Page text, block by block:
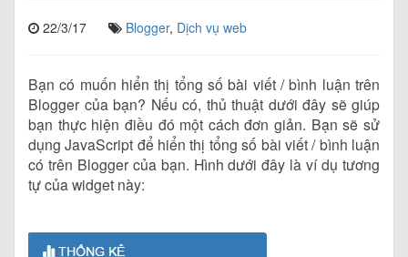
22/3/17 Blogger, Dịch vụ web
Bạn có muốn hiển thị tổng số bài viết / bình luận trên
Blogger của bạn? Nếu có, thủ thuật dưới đây sẽ giúp
bạn thực hiện điều đó một cách đơn giản. Bạn sẽ sử
dụng JavaScript để hiển thị tổng số bài viết / bình luận
có trên Blogger của bạn. Hình dưới đây là ví dụ tương
tự của widget này: